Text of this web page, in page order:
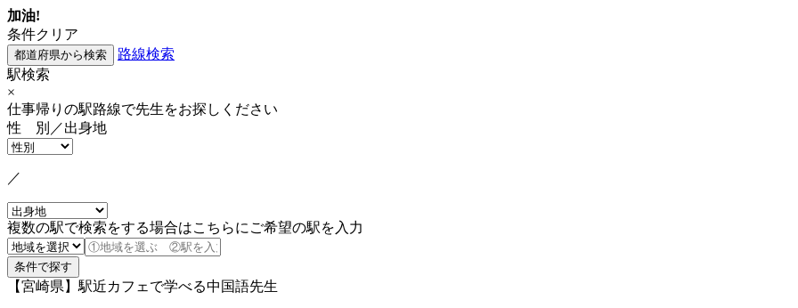
加油!
条件クリア
路線検索
駅検索
×
仕事帰りの駅路線で先生をお探しください
性 別／出身地
／
複数の駅で検索をする場合はこちらにご希望の駅を入力
【宮崎県】駅近カフェで学べる中国語先生